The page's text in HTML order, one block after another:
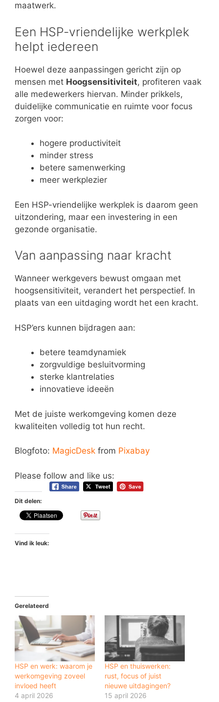
maatwerk.
Een HSP-vriendelijke werkplek
helpt iedereen
Hoewel deze aanpassingen gericht zijn op
mensen met Hoogsensitiviteit, profiteren vaak
alle medewerkers hiervan. Minder prikkels,
duidelijke communicatie en ruimte voor focus
zorgen voor:
hogere productiviteit
minder stress
betere samenwerking
meer werkplezier
Een HSP-vriendelijke werkplek is daarom geen
uitzondering, maar een investering in een
gezonde organisatie.
Van aanpassing naar kracht
Wanneer werkgevers bewust omgaan met
hoogsensitiviteit, verandert het perspectief. In
plaats van een uitdaging wordt het een kracht.
HSP’ers kunnen bijdragen aan:
betere teamdynamiek
zorgvuldige besluitvorming
sterke klantrelaties
innovatieve ideeën
Met de juiste werkomgeving komen deze
kwaliteiten volledig tot hun recht.
Blogfoto: MagicDesk from Pixabay
Please follow and like us:
Dit delen:
Vind ik leuk:
Gerelateerd
HSP en werk: waarom je
werkomgeving zoveel
invloed heeft
4 april 2026
HSP en thuiswerken:
rust, focus of juist
nieuwe uitdagingen?
15 april 2026